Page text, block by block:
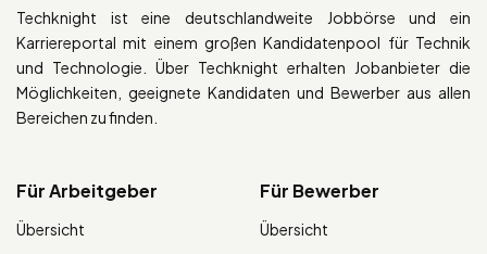
Techknight ist eine deutschlandweite Jobbörse und ein
Karriereportal mit einem großen Kandidatenpool für Technik
und Technologie. Über Techknight erhalten Jobanbieter die
Möglichkeiten, geeignete Kandidaten und Bewerber aus allen
Bereichen zu finden.
Für Arbeitgeber
Übersicht
Für Bewerber
Übersicht